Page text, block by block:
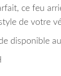
ce feu
de votre
disponible